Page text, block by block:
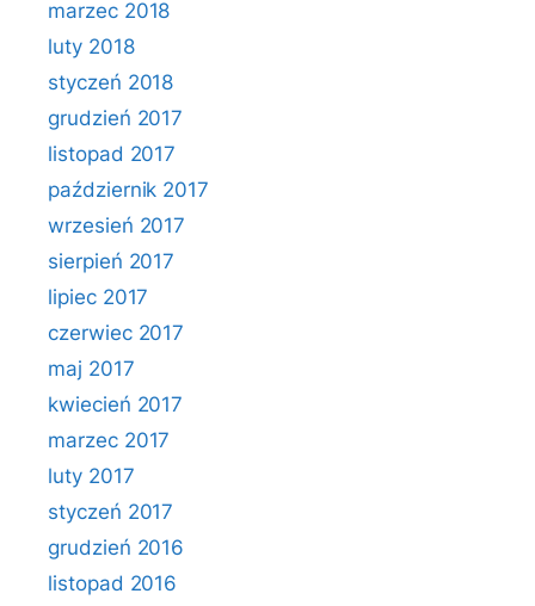
marzec 2018
luty 2018
styczeń 2018
grudzień 2017
listopad 2017
październik 2017
wrzesień 2017
sierpień 2017
lipiec 2017
czerwiec 2017
maj 2017
kwiecień 2017
marzec 2017
luty 2017
styczeń 2017
grudzień 2016
listopad 2016